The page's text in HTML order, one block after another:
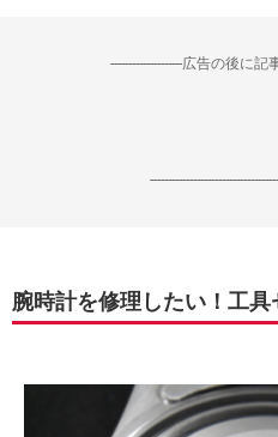
--------------------広告の後に記
腕時計を修理したい！工